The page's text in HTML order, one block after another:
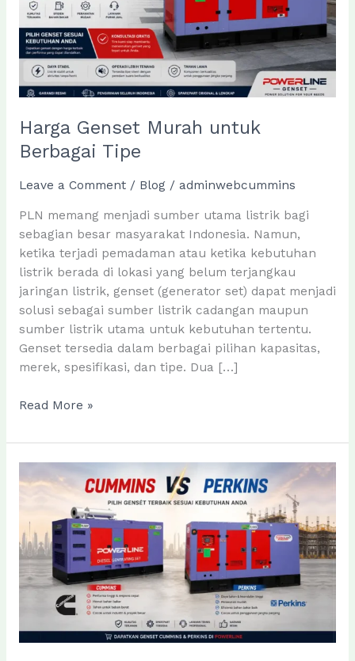
Harga Genset Murah untuk
Berbagai Tipe
Leave a Comment / Blog/ adminwebcummins
PLN memang menjadi sumber utama listrik bagi
sebagian besar masyarakat Indonesia. Namun,
ketika terjadi pemadaman atau ketika kebutuhan
listrik berada di lokasi yang belum terjangkau
jaringan listrik, genset (generator set) dapat menjadi
solusi sebagai sumber listrik cadangan maupun
sumber listrik utama untuk kebutuhan tertentu.
Genset tersedia dalam berbagai pilihan kapasitas,
merek, spesifikasi, dan tipe. Dua […]
Harga
Murah
untuk
Berbagai
Read More »